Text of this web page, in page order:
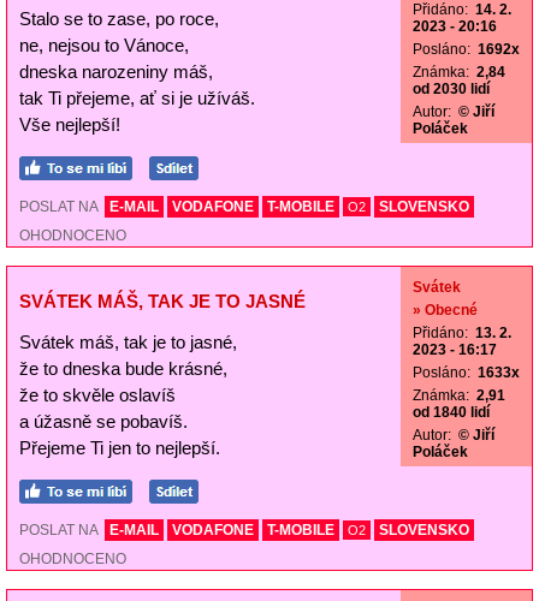
Stalo se to zase, po roce,
ne, nejsou to Vánoce,
dneska narozeniny máš,
tak Ti přejeme, ať si je užíváš.
Vše nejlepší!
Přidáno: 14. 2.
2023 - 20:16
Posláno: 1692x
Známka: 2,84
od 2030 lidí
Autor: © Jiří
Poláček
POSLAT NA E-MAIL VODAFONE T-MOBILE O2
SLOVENSKO
OHODNOCENO
SVÁTEK MÁŠ, TAK JE TO JASNÉ
Svátek máš, tak je to jasné,
že to dneska bude krásné,
že to skvěle oslavíš
a úžasně se pobavíš.
Přejeme Ti jen to nejlepší.
Svátek
» Obecné
Přidáno: 13. 2.
2023 - 16:17
Posláno: 1633x
Známka: 2,91
od 1840 lidí
Autor: © Jiří
Poláček
POSLAT NA E-MAIL VODAFONE T-MOBILE O2
SLOVENSKO
OHODNOCENO